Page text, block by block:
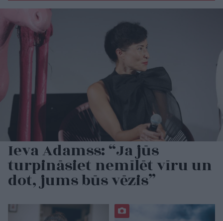
Ieva Adamss: “Ja jūs
turpināsiet nemīlēt vīru un
dot, jums būs vēzis”